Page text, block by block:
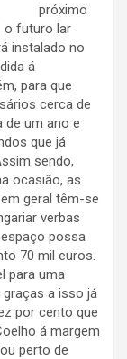
próximo
o futuro lar
instalado no
á
para que
cerca de
de um ano e
que já
sendo,
ocasião, as
geral têm-se
verbas
possa
70 mil euros.
para uma
graças a isso já
por cento que
á margem
perto de